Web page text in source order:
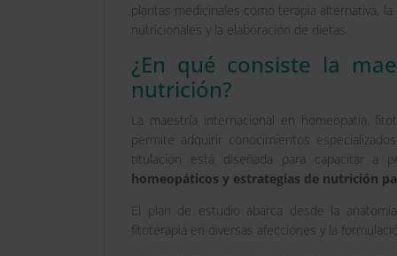
plantas medicinales como terapia alternativa,
nutricionales y la elaboración de dietas.
¿En qué consiste la
nutrición?
La maestría internacional en homeopatía,
permite adquirir conocimientos
titulación está diseñada para capacitar a
homeopáticos y estrategias de nutrición
El plan de estudio abarca desde la
fitoterapia en diversas afecciones y la